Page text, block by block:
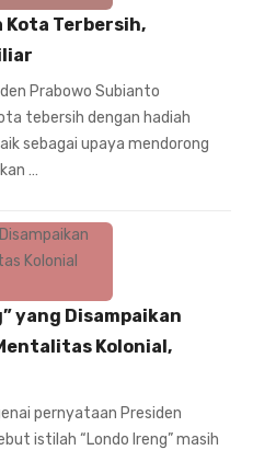
Kota Terbersih,
Prabowo Subianto
tebersih dengan hadiah
sebagai upaya mendorong
…
yang Disampaikan
Kolonial,
pernyataan Presiden
istilah “Londo Ireng” masih